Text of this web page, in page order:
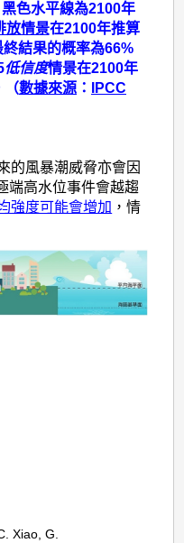
色水平線為2100年
放情景在2100年推算
結果的概率為66%
低信度情景在2100年
（數據來源 ：
IPCC
的風暴潮威脅亦會因
端高水位事件會越趨
強度可能會增加 ，情
Xiao, G.